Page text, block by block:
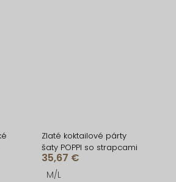
Zlaté koktailové párty
šaty POPPI so strapcami
35,67 €
M/L